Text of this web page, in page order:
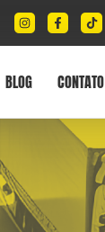
BLOG CONTATO